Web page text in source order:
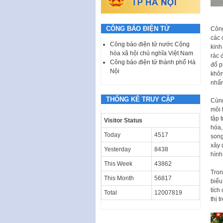
các
rác
đổ
môi
tập
xây
tích
thị
CÔNG BÁO ĐIỆN TỬ
Công báo điện tử nước Cộng
hòa xã hội chủ nghĩa Việt Nam
Công báo điện tử thành phố Hà
Nội
THỐNG KÊ TRUY CẬP
Visitor Status
Today 4517
Yesterday 8438
This Week 43862
This Month 56817
Total 12007819